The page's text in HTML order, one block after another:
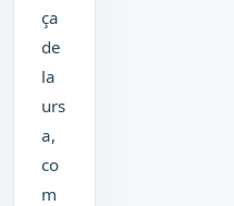
ça
de
la
urs
a,
co
m